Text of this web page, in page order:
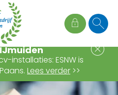
homepage
cv-
installaties: ESNW is
Lees verder >>